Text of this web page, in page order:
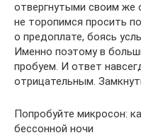
отвергнутыми своим
не торопимся просить
о предоплате, боясь
Именно поэтому в
пробуем. И ответ
отрицательным.
Попробуйте микросон:
бессонной ночи